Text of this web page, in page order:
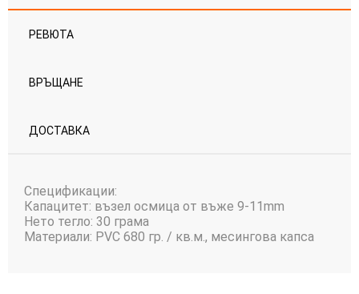
РЕВЮТА
ВРЪЩАНЕ
ДОСТАВКА
Спецификации:
Капацитет: възел осмица от въже 9-11mm
Нето тегло: 30 грама
Материали: PVC 680 гр. / кв.м., месингова капса